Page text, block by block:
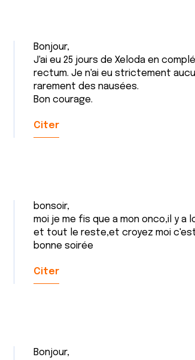
Bonjour,
J'ai eu 25 jours de Xeloda en
rectum. Je n'ai eu strictement
rarement des nausées.
Bon courage.
Citer
bonsoir,
moi je me fis que a mon onco,il y
et tout le reste,et croyez moi c'est
bonne soirée
Citer
Bonjour,